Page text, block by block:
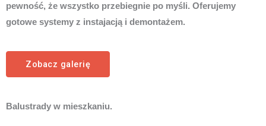
pewność, że wszystko przebiegnie po myśli. Oferujemy
gotowe systemy z instajacją i demontażem.
Zobacz galerię
Balustrady w mieszkaniu.